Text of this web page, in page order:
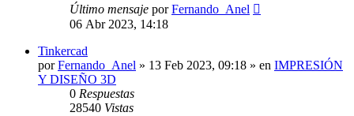
Último mensaje porFernando_Anel
06 Abr 2023, 14:18
Tinkercad
porFernando_Anel » 13 Feb 2023, 09:18 » en IMPRESIÓN
Y DISEÑO 3D
0 Respuestas
28540 Vistas